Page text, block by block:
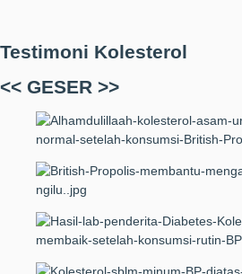
Testimoni Kolesterol
<< GESER >>